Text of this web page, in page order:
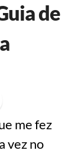
de
me fez
vez no